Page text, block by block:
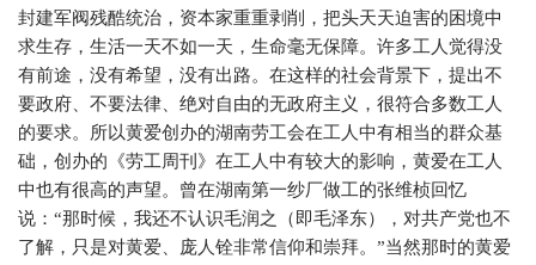
封建军阀残酷统治，资本家重重剥削，把头天天迫害的困境中
求生存，生活一天不如一天，生命毫无保障。许多工人觉得没
有前途，没有希望，没有出路。在这样的社会背景下，提出不
要政府、不要法律、绝对自由的无政府主义，很符合多数工人
的要求。所以黄爱创办的湖南劳工会在工人中有相当的群众基
础，创办的《劳工周刊》在工人中有较大的影响，黄爱在工人
中也有很高的声望。曾在湖南第一纱厂做工的张维桢回忆
说：“那时候，我还不认识毛润之（即毛泽东），对共产党也不
了解，只是对黄爱、庞人铨非常信仰和崇拜。”当然那时的黄爱